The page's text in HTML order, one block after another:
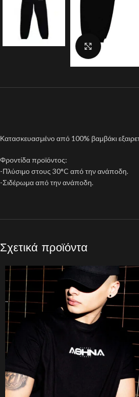
Κατασκευασμένο από 100% βαμβάκι
Φροντίδα προϊόντος:
-Πλύσιμο στους 30°C από την ανάποδη.
-Σιδέρωμα από την ανάποδη.
Σχετικά προϊόντα